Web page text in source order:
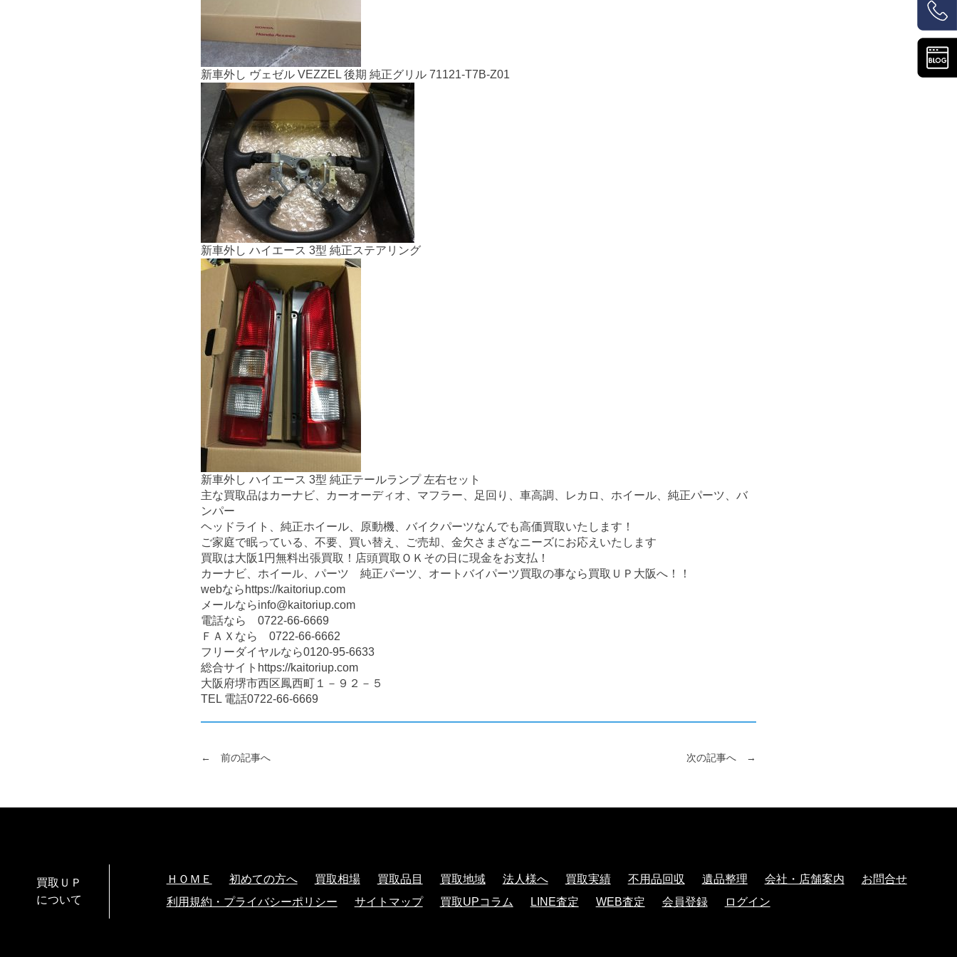
新車外し ヴェゼル VEZZEL 後期 純正グリル 71121-T7B-Z01
新車外し ハイエース 3型 純正ステアリング
新車外し ハイエース 3型 純正テールランプ 左右セット
主な買取品はカーナビ、カーオーディオ、マフラー、足回り、車高調、レカロ、ホイール、純正パーツ、バ
ンパー
ヘッドライト、純正ホイール、原動機、バイクパーツなんでも高価買取いたします！
ご家庭で眠っている、不要、買い替え、ご売却、金欠さまざなニーズにお応えいたします
買取は大阪1円無料出張買取！店頭買取ＯＫその日に現金をお支払！
カーナビ、ホイール、パーツ 純正パーツ、オートバイパーツ買取の事なら買取ＵＰ大阪へ！！
webならhttps://kaitoriup.com
メールならinfo@kaitoriup.com
電話なら 0722-66-6669
ＦＡＸなら 0722-66-6662
フリーダイヤルなら0120-95-6633
総合サイトhttps://kaitoriup.com
大阪府堺市西区鳳西町１－９２－５
TEL 電話0722-66-6669
← 前の記事へ 次の記事へ →
買取ＵＰ
について
ＨＯＭＥ 初めての方へ 買取相場 買取品目 買取地域 法人様へ 買取実績 不用品回収 遺品整理 会社・店舗案内
お問合せ
利用規約・プライバシーポリシー
サイトマップ 買取UPコラム LINE査定 WEB査定 会員登録 ログイン